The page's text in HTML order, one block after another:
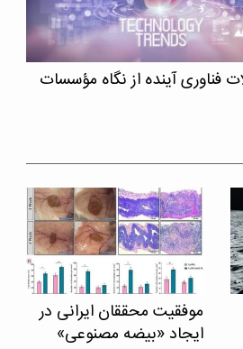
فناوری آینده از نگاه مؤسسات
موفقیت محققان ایرانی در
ایجاد «بیضه مصنوعی»